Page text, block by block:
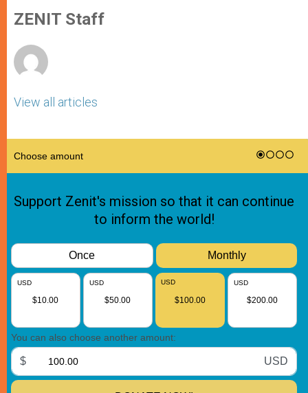
p
p
g
e
o
k
ZENIT Staff
View all articles